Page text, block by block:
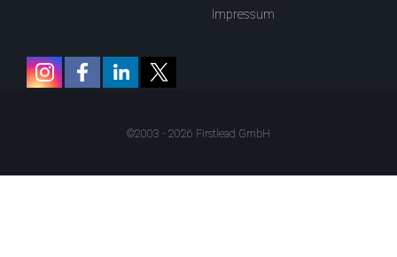
Impressum
©2003 - 2026 Firstlead GmbH